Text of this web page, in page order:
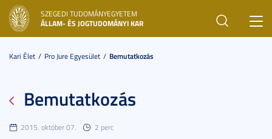
SZEGEDI TUDOMÁNYEGYETEM
ÁLLAM- ÉS JOGTUDOMÁNYI KAR
Kari Élet Pro Jure Egyesület Bemutatkozás
Bemutatkozás
2015. október 07. 2 perc